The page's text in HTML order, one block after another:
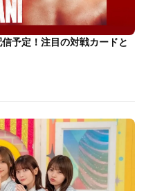
予定！注目の対戦カードと